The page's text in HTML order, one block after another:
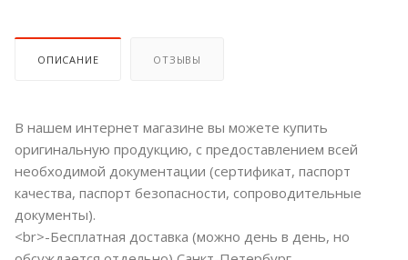
ОПИСАНИЕ ОТЗЫВЫ
В нашем интернет магазине вы можете купить
оригинальную продукцию, с предоставлением всей
необходимой документации (сертификат, паспорт
качества, паспорт безопасности, сопроводительные
документы).
<br>-Бесплатная доставка (можно день в день, но